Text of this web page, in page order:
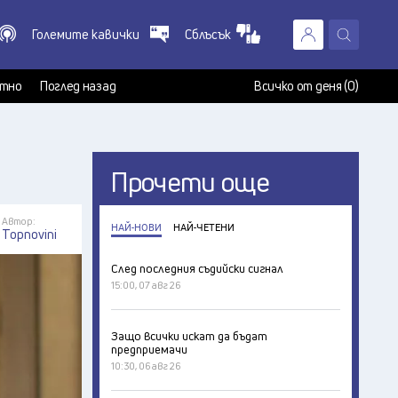
X
Големите кавички Сблъсък
Поглед назад Всичко от деня (0)
Автор:
Topnovini
Прочети още
НАЙ-НОВИ НАЙ-ЧЕТЕНИ
След последния съдийски сигнал
15:00, 07 авг 26
Защо всички искат да бъдат
предприемачи
10:30, 06 авг 26